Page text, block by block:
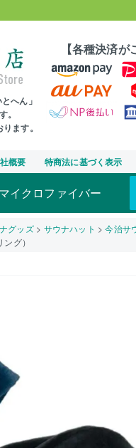
へん」
。
ます。
【各種決済が
概要 特商法に基づく表示
マイクロファイバー
グッズ サウナハット
今治サ
グ）